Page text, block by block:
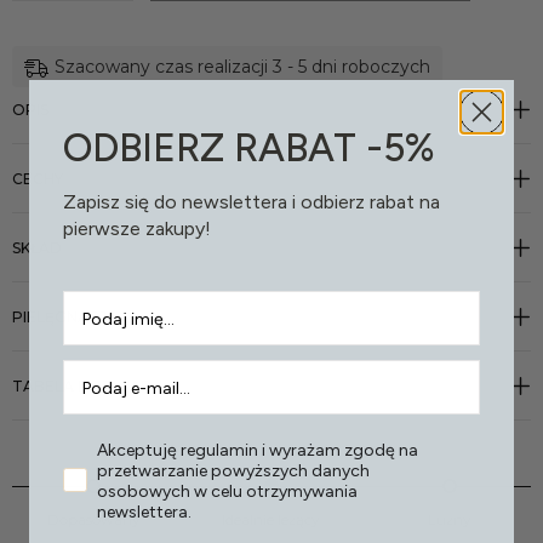
Szacowany czas realizacji 3 - 5 dni roboczych
OPIS
CECHY
SKŁAD
PIELĘGNACJA
TABELA ROZMIARU
Dopasowany
ODBIERZ RABAT -5%
Zapisz się do newslettera i odbierz rabat na
pierwsze zakupy!
Akceptuję regulamin i wyrażam zgodę na
przetwarzanie powyższych danych
osobowych w celu otrzymywania
newslettera.